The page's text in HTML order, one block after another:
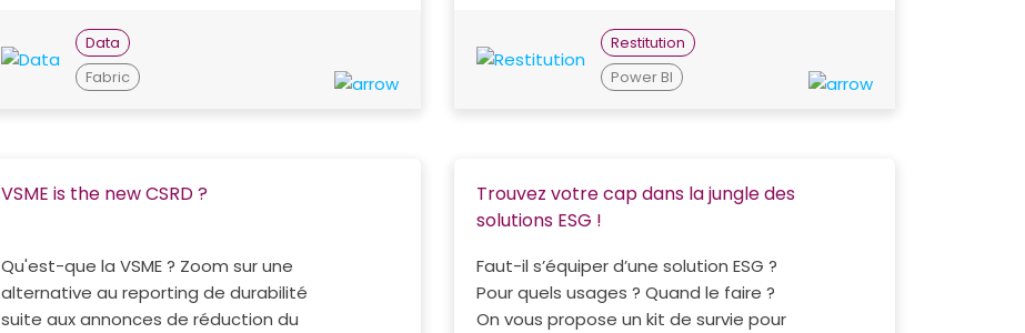
Data
Fabric
Restitution
Power BI
VSME is the new CSRD ?
Qu'est-que la VSME ? Zoom sur une
alternative au reporting de durabilité
suite aux annonces de réduction du
Trouvez votre cap dans la jungle des
solutions ESG !
Faut-il s’équiper d’une solution ESG ?
Pour quels usages ? Quand le faire ?
On vous propose un kit de survie pour